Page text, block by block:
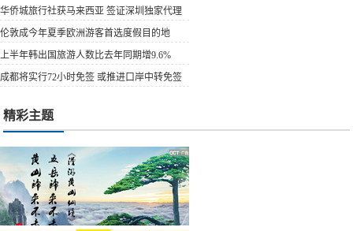
华侨城旅行社获马来西亚 签证深圳独家代理
权
伦敦成今年夏季欧洲游客首选度假目的地
上半年韩出国旅游人数比去年同期增9.6%
成都将实行72小时免签 或推进口岸中转免签
精彩主题